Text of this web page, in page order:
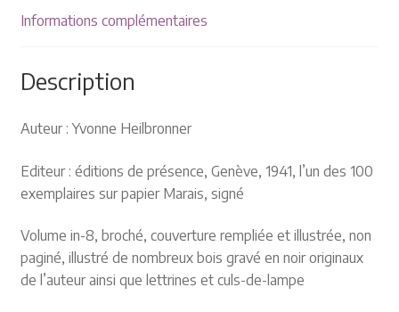
Informations complémentaires
Description
Auteur : Yvonne Heilbronner
Editeur : éditions de présence, Genève, 1941, l’un des 100
exemplaires sur papier Marais, signé
Volume in-8, broché, couverture rempliée et illustrée, non
paginé, illustré de nombreux bois gravé en noir originaux
de l’auteur ainsi que lettrines et culs-de-lampe